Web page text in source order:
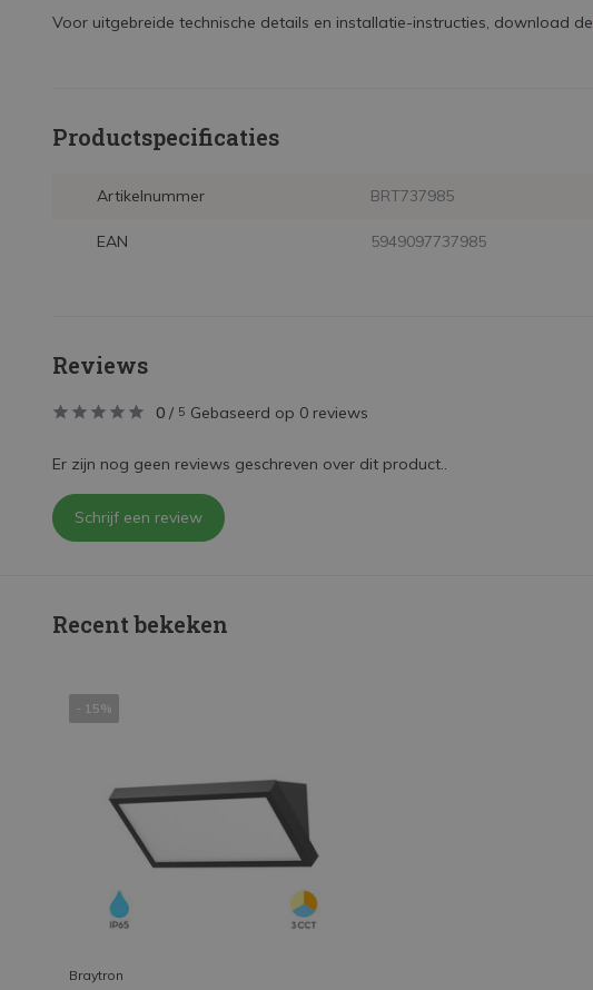
Voor uitgebreide technische details en installatie-instructies, download de
Productspecificaties
Artikelnummer BRT737985
EAN 5949097737985
Reviews
0 / 5 Gebaseerd op 0 reviews
Er zijn nog geen reviews geschreven over dit product..
Schrijf een review
Recent bekeken
- 15%
Braytron